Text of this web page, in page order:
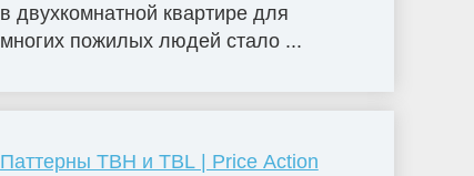
в двухкомнатной квартире для
многих пожилых людей стало ...
Паттерны TBH и TBL | Price Action